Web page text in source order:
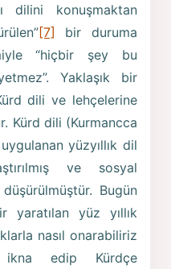
dilini konuşmaktan
[7] bir duruma
“hiçbir şey bu
Yaklaşık bir
dili ve lehçelerine
Kürd dili (Kurmancca
yüzyıllık dil
ve sosyal
Bugün
yaratılan yüz yıllık
nasıl onarabiliriz
ikna edip Kürdçe